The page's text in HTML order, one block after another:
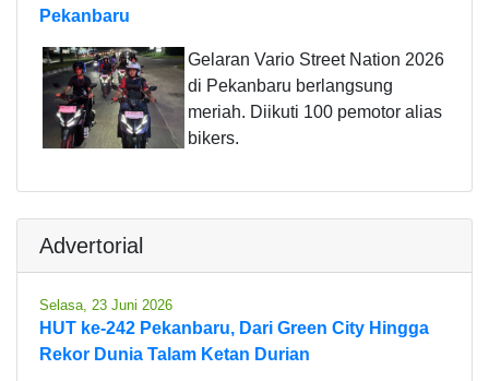
Pekanbaru
Gelaran Vario Street Nation 2026
di Pekanbaru berlangsung
meriah. Diikuti 100 pemotor alias
bikers.
Advertorial
Selasa, 23 Juni 2026
HUT ke-242 Pekanbaru, Dari Green City Hingga
Rekor Dunia Talam Ketan Durian